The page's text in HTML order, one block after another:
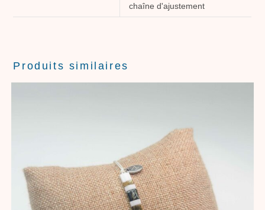
chaîne d'ajustement
Produits similaires